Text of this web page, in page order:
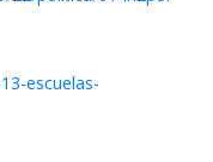
escuelas-